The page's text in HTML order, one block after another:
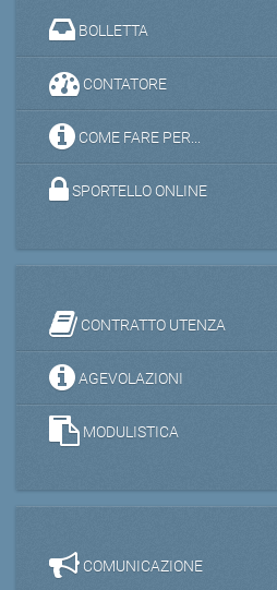
BOLLETTA
CONTATORE
COME FARE PER...
SPORTELLO ONLINE
CONTRATTO UTENZA
AGEVOLAZIONI
MODULISTICA
COMUNICAZIONE